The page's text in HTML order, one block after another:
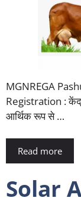
MGNREGA
Registration :
आर्थिक रूप से …
Read more
Solar